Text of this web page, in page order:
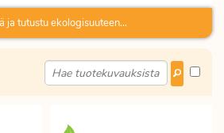
ja -tarvikkeilla. WC-
ovat turvallisia
avaa saniteettitilojen
viemäriputket. Viemärirae
sekä hiuksia ja muita
ja tutustu ekologisuuteen...